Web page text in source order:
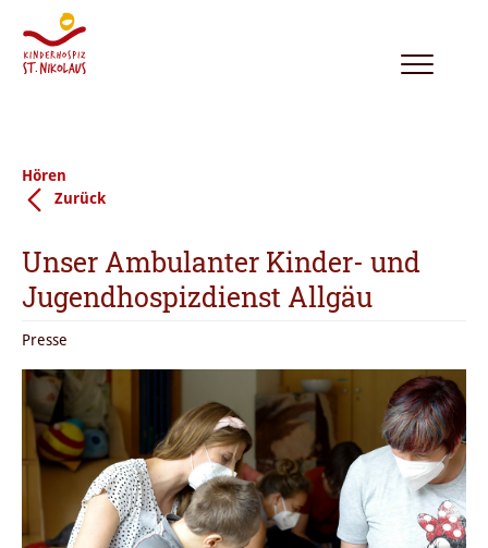
Toggle
Hören
Zurück
Unser Ambulanter Kinder- und
Jugendhospizdienst Allgäu
Presse